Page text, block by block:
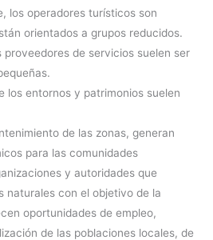
los operadores turísticos son
orientados a grupos reducidos.
proveedores de servicios suelen ser
los entornos y patrimonios suelen
de las zonas, generan
para las comunidades
y autoridades que
naturales con el objetivo de la
oportunidades de empleo,
de las poblaciones locales, de